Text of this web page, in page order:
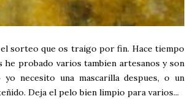
sorteo que os traigo por fin. Hace tiempo
he probado varios tambien artesanos y son
necesito una mascarilla despues, o un
Deja el pelo bien limpio para varios...